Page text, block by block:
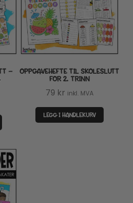
– OPPGAVEHEFTE TIL SKOLESLUTT
FOR 2. TRINN
79 kr inkl. MVA
LEGG I HANDLEKURV